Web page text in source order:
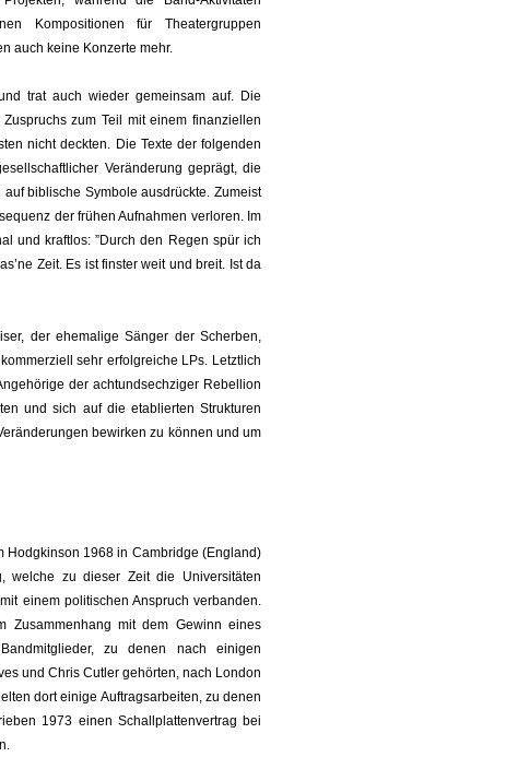
Kompositionen für Theatergruppen
auch keine Konzerte mehr.
trat auch wieder gemeinsam auf. Die
zum Teil mit einem finanziellen
nicht deckten. Die Texte der folgenden
Veränderung geprägt, die
biblische Symbole ausdrückte. Zumeist
der frühen Aufnahmen verloren. Im
und kraftlos: ”Durch den Regen spür ich
Zeit. Es ist finster weit und breit. Ist da
der ehemalige Sänger der Scherben,
sehr erfolgreiche LPs. Letztlich
der achtundsechziger Rebellion
und sich auf die etablierten Strukturen
bewirken zu können und um
Hodgkinson 1968 in Cambridge (England)
welche zu dieser Zeit die Universitäten
einem politischen Anspruch verbanden.
Zusammenhang mit dem Gewinn eines
zu denen nach einigen
und Chris Cutler gehörten, nach London
dort einige Auftragsarbeiten, zu denen
1973 einen Schallplattenvertrag bei